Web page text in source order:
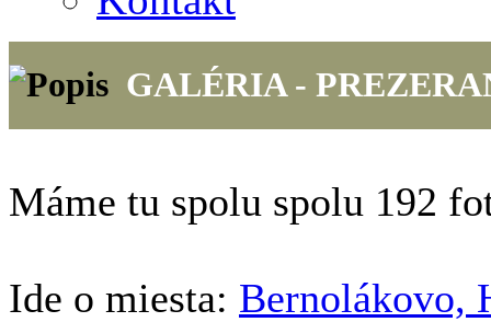
GALÉRIA -
Máme tu spolu spolu 192
Ide o miesta: Bernolákovo,